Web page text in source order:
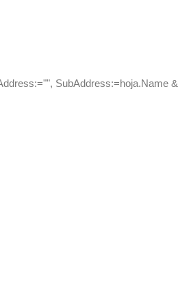
SubAddress:=hoja.Name &